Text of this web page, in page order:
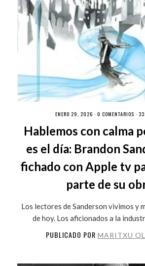
ENERO 29, 2026 · 0 COMENTARIOS ·
Hablemos con calma
es el día: Brandon
fichado con Apple tv
parte de su
Los lectores de Sanderson vivimos y
de hoy. Los aficionados a la
PUBLICADO POR MARITXU